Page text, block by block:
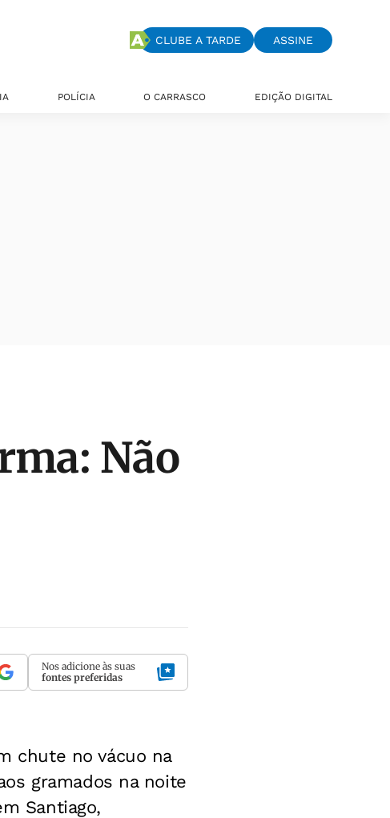
CLUBE A TARDE ASSINE
POLÍCIA O CARRASCO EDIÇÃO DIGITAL
Não
Nos adicione às suas
fontes preferidas
chute no vácuo na
gramados na noite
Santiago,